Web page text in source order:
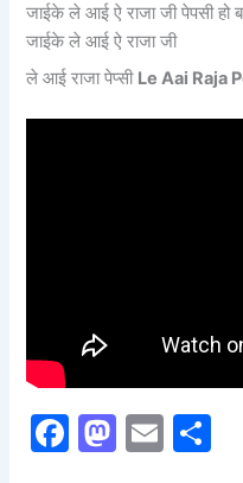
जाईके ले आई ऐ राजा जी पेपसी हो
जाईके ले आई ऐ राजा जी
ले आई राजा पेप्सी Le Aai Raja
F
M E